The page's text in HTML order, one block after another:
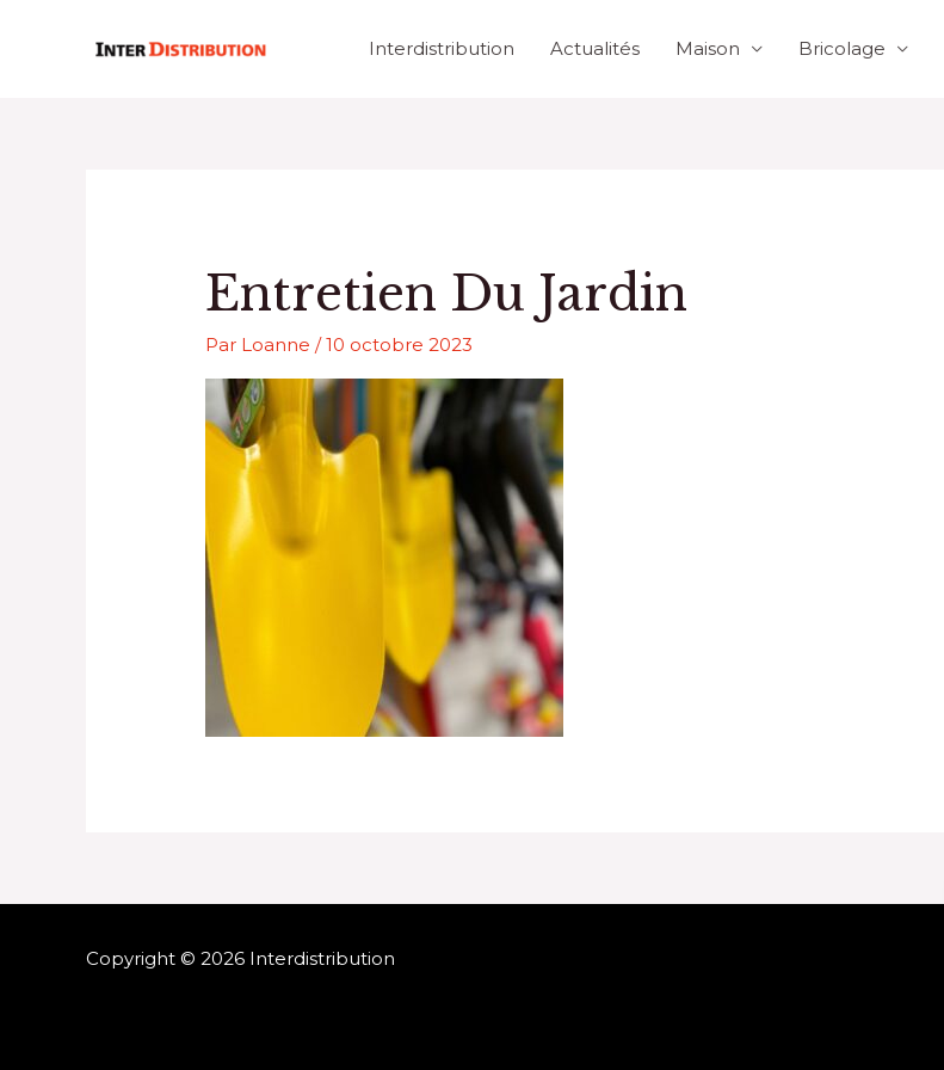
Interdistribution Actualités Maison Bricolage
Entretien Du Jardin
Par Loanne/10 octobre 2023
Copyright © 2026 Interdistribution